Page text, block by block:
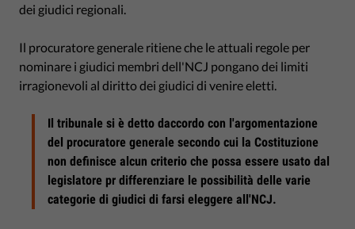
dei giudici regionali.
Il procuratore generale ritiene che le attuali regole per
nominare i giudici membri dell'NCJ pongano dei limiti
irragionevoli al diritto dei giudici di venire eletti.
Il tribunale si è detto daccordo con l'argomentazione
del procuratore generale secondo cui la Costituzione
non definisce alcun criterio che possa essere usato dal
legislatore pr differenziare le possibilità delle varie
categorie di giudici di farsi eleggere all'NCJ.